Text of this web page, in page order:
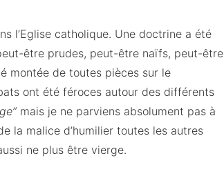
l’Eglise catholique. Une doctrine a été
être prudes, peut-être naïfs, peut-être
montée de toutes pièces sur le
ont été féroces autour des différents
mais je ne parviens absolument pas à
la malice d’humilier toutes les autres
ne plus être vierge.